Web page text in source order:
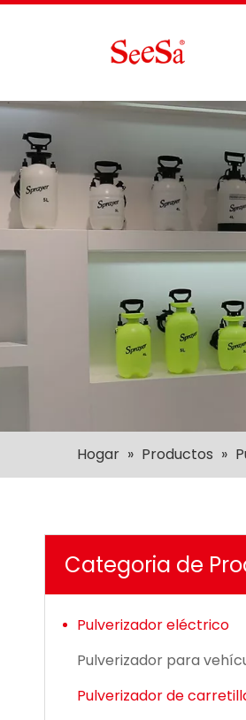
Hogar » Productos »
Categoria de
Pulverizador eléctrico
Pulverizador de